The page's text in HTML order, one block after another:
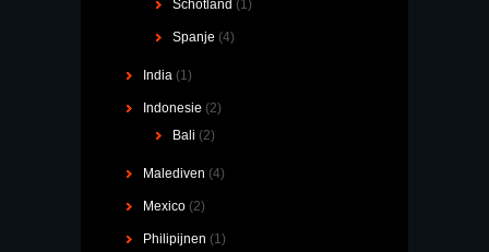
Schotland (1)
Spanje (4)
India (1)
Indonesie (2)
Bali (2)
Malediven (4)
Mexico (2)
Philipijnen (1)